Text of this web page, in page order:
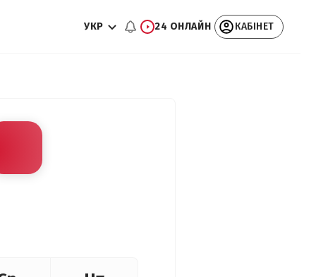
УКР 24 ОНЛАЙН КАБІНЕТ